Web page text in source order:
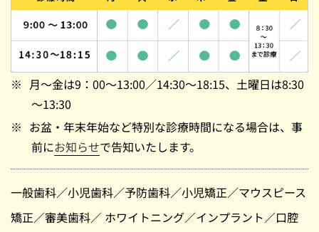
月～金は9：00～13:00／14:30～18:15、土曜日は8:30
～13:30
お盆・年末年始など特別な診療時間になる場合は、事
前にお知らせで告知いたします。
一般歯科／小児歯科／予防歯科／小児矯正／マウスピース
矯正／審美歯科／ ホワイトニング／インプラント／口腔